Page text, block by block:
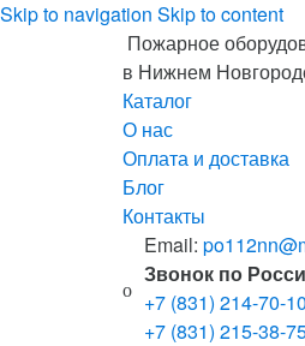
Skip to navigation Skip to content
Пожарное
в Нижнем
Каталог
О нас
Оплата и доставка
Блог
Контакты
Email:
Звонок по
+7 (831) 214-70-10
+7 (831) 215-38-